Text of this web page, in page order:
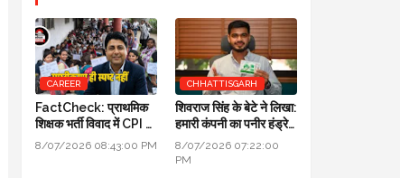
CAREER
FactCheck: प्राथमिक
शिक्षक भर्ती विवाद में CPI का
स्पष्टीकरण ही स्पष्ट नहीं
8/07/2026 08:43:00 PM
CHHATTISGARH
शिवराज सिंह के बेटे ने लिखा:
हमारी कंपनी का पनीर हंड्रेड
परसेंट प्योर है, लैब रिपोर्ट आ
गई है
8/07/2026 07:22:00
PM